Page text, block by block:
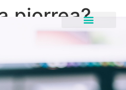
piorrea?